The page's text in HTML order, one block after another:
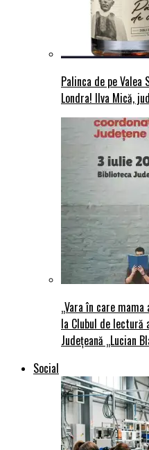
Palinca de pe
Londra! Ilva Mică,
„Vara în care
la Clubul de
Județeană „Lucian
Social